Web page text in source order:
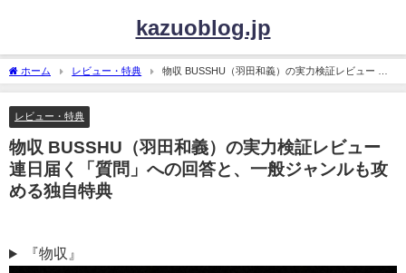
kazuoblog.jp
ホーム レビュー・特典
物収 BUSSHU（羽田和義）の実力検証レビュー 連
日届く「質問」への回答と、一般ジャンルも攻める独自特典
レビュー・特典
物収 BUSSHU（羽田和義）の実力検証レビュー
連日届く「質問」への回答と、一般ジャンルも攻
める独自特典
『物収』